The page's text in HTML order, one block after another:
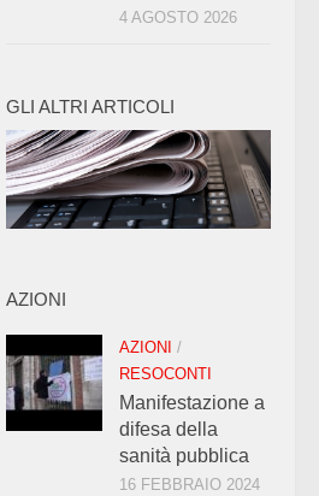
4 AGOSTO 2026
GLI ALTRI ARTICOLI
AZIONI
AZIONI /
RESOCONTI
Manifestazione a
difesa della
sanità pubblica
16 FEBBRAIO 2024